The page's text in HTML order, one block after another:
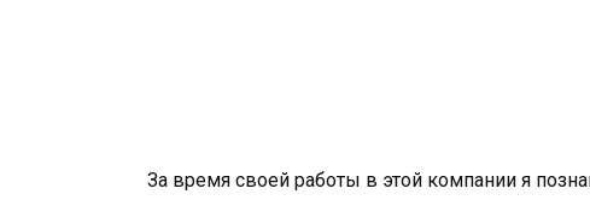
За время своей работы в этой компании я